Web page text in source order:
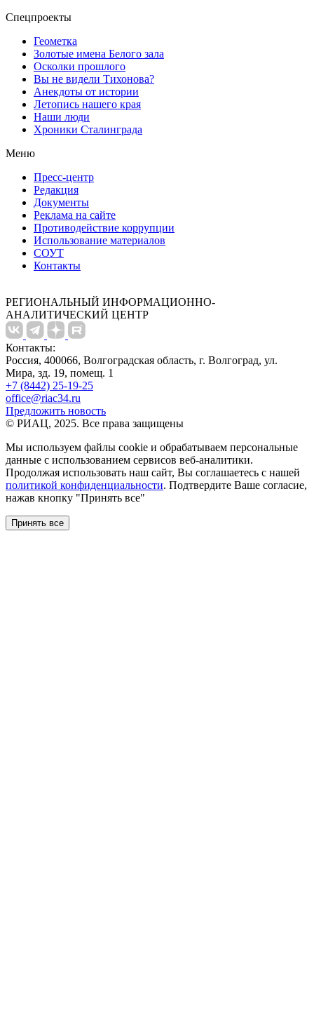
Спецпроекты
Геометка
Золотые имена Белого зала
Осколки прошлого
Вы не видели Тихонова?
Анекдоты от истории
Летопись нашего края
Наши люди
Хроники Сталинграда
Меню
Пресс-центр
Редакция
Документы
Реклама на сайте
Противодействие коррупции
Использование материалов
СОУТ
Контакты
РЕГИОНАЛЬНЫЙ ИНФОРМАЦИОННО-
АНАЛИТИЧЕСКИЙ ЦЕНТР
Контакты:
Россия, 400066, Волгоградская область, г. Волгоград, ул.
Мира, зд. 19, помещ. 1
+7 (8442) 25-19-25
office@riac34.ru
Предложить новость
© РИАЦ, 2025. Все права защищены
Мы используем файлы сookie и обрабатываем персональные
данные с использованием сервисов веб-аналитики.
Продолжая использовать наш сайт, Вы соглашаетесь с нашей
политикой конфиденциальности. Подтвердите Ваше согласие,
нажав кнопку "Принять все"
Принять все